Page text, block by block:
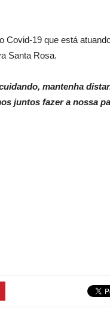
Covid-19 que está
Santa Rosa.
mantenha
juntos fazer a nossa